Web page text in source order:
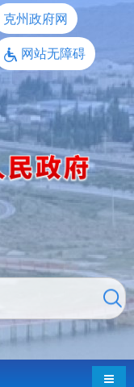
克州政府网
网站无障碍
导航